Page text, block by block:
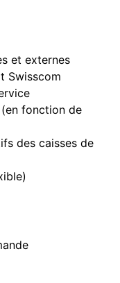
et externes
Swisscom
fonction de
des caisses de